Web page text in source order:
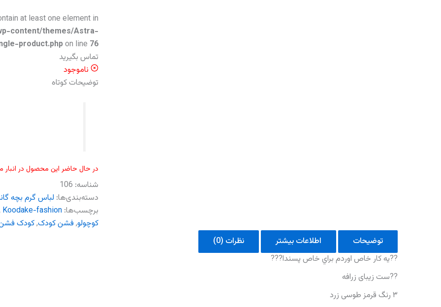
at least one element in
content/themes/Astra-
product.phpon line 76
تماس بگیرید
ناموجود
توضیحات کوتاه
در حال حاضر این محصول در
شناسه: 106
دسته‌بندی‌ها: لباس گرم بچه
برچسب‌ها: Koodake-fashion
کوچولو, فشن کودک,کودک
توضیحات
اطلاعات بیشتر
نظرات (0)
??يه كار خاص اوردم براي خاص پسندا???
??ست زیبای زرافه
۳ رنگ قرمز طوسی زرد